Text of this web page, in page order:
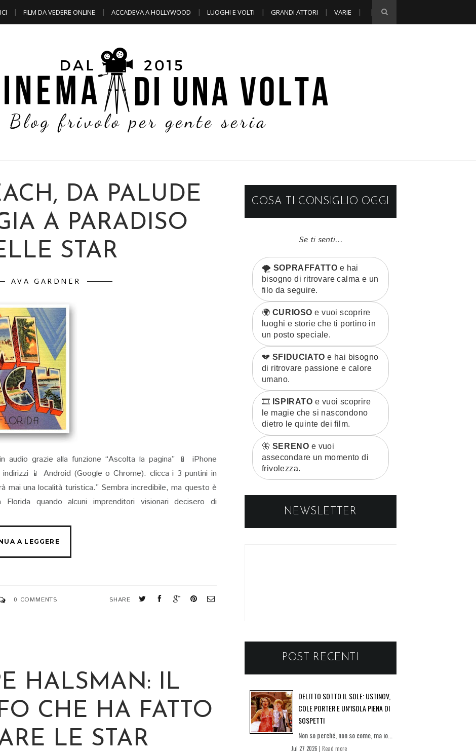
FILM DA VEDERE ONLINE ACCADEVA A HOLLYWOOD LUOGHI E VOLTI GRANDI ATTORI VARIE
DA PALUDE
A PARADISO
STAR
AVA GARDNER
grazie alla funzione “Ascolta la pagina” 📱 iPhone
📱 Android (Google o Chrome): clicca i 3 puntini in
mai una località turistica.” Sembra incredibile, ma questo è
quando alcuni imprenditori visionari decisero di
0 COMMENTS SHARE
HALSMAN: IL
CHE HA FATTO
LE STAR
COSA TI CONSIGLIO OGGI
Se ti senti...
🌪️ SOPRAFFATTO e hai
bisogno di ritrovare calma e un
filo da seguire.
🌍 CURIOSO e vuoi scoprire
luoghi e storie che ti portino in
un posto speciale.
💔 SFIDUCIATO e hai bisogno
di ritrovare passione e calore
umano.
🎞️ ISPIRATO e vuoi scoprire
le magie che si nascondono
dietro le quinte dei film.
🦋 SERENO e vuoi
assecondare un momento di
frivolezza.
NEWSLETTER
POST RECENTI
DELITTO SOTTO IL SOLE: USTINOV,
COLE PORTER E UN’ISOLA PIENA DI
SOSPETTI
Non so perché, non so come, ma io...
Jul 27 2026 | Read more